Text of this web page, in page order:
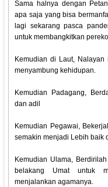
Sama halnya dengan
apa saja yang bisa
lagi sekarang pasca
untuk membangkitkan
Kemudian di Laut,
menyambung kehidupan.
Kemudian Padagang,
dan adil
Kemudian Pegawai,
semakin menjadi Lebih baik
Kemudian Ulama,
belakang Umat untuk
menjalankan agamanya.